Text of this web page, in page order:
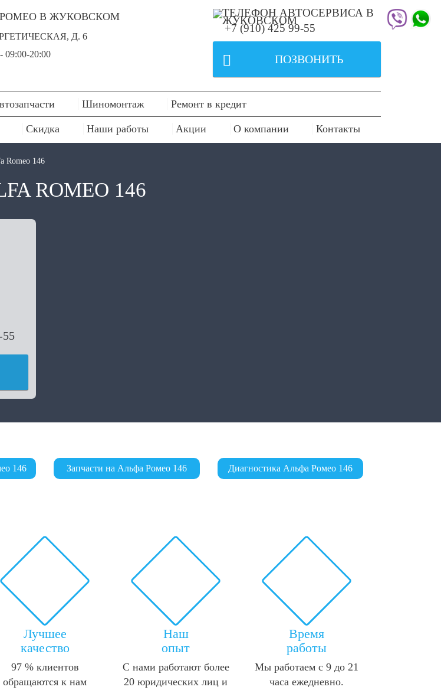
В ЖУКОВСКОМ
Д. 6
20:00
+7 (910) 425 99-55
 ПОЗВОНИТЬ
Шиномонтаж Ремонт в кредит
Скидка Наши работы Акции О компании Контакты
Romeo 146
ROMEO 146
55
146 Запчасти на Альфа Ромео 146 Диагностика Альфа Ромео 146
Лучшее
качество
97 % клиентов
обращаются к нам
Наш
опыт
С нами работают более
20 юридических лиц и
Время
работы
Мы работаем с 9 до 21
часа ежедневно.